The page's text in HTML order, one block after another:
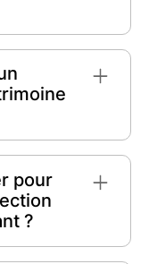
à faire
patrimoine
préparer
est fréquent
basés sur
souvent entre
forfaitaires
pour
?